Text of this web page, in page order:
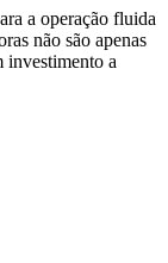
a operação fluida
não são apenas
investimento a